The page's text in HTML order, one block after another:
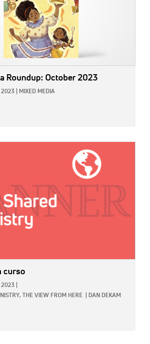
Roundup: October 2023
2023 MIXED MEDIA
curso
2023
THE VIEW FROM HERE DAN DEKAM